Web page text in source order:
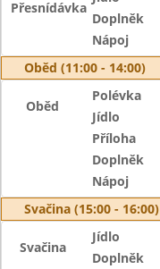
Přesnídávka
Doplněk
Nápoj
Oběd (11:00 - 14:00)
Oběd
Polévka
Jídlo
Příloha
Doplněk
Nápoj
Svačina (15:00 - 16:00)
Svačina
Jídlo
Doplněk